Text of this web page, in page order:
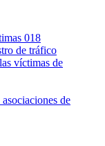
018
de tráfico
víctimas de
de